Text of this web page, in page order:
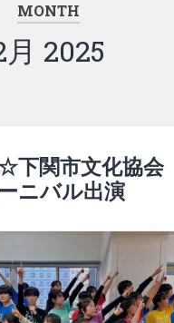
MONTH
月 2025
下関市文化協会
ニバル出演